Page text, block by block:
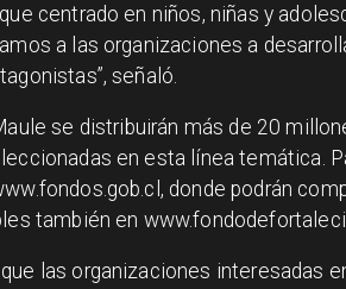
centrado en niños, niñas y
a las organizaciones a
señaló.
se distribuirán más de 20
en esta línea temática.
donde podrán
también en
las organizaciones interesadas